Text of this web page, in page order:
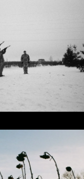
DOROFEEVA),
(UNICEF).